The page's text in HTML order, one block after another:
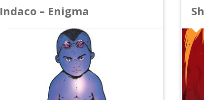
Indaco – Enigma